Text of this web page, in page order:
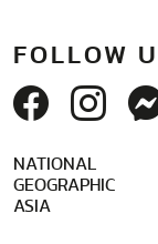
FOLLOW
NATIONAL
GEOGRAPHIC
ASIA